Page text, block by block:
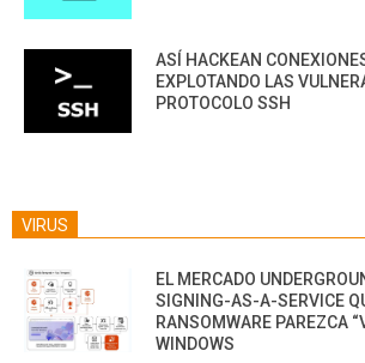
ASÍ HACKEAN
EXPLOTANDO LAS
PROTOCOLO SSH
VIRUS
EL MERCADO
SIGNING-AS-A-SERVICE
RANSOMWARE PAREZCA
WINDOWS